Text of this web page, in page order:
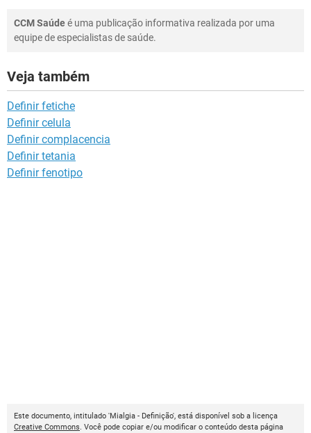
CCM Saúdeé uma publicação informativa realizada por uma
equipe de especialistas de saúde.
Veja também
Definir fetiche
Definir celula
Definir complacencia
Definir tetania
Definir fenotipo
Este documento, intitulado 'Mialgia - Definição', está disponível sob a licença
Creative Commons. Você pode copiar e/ou modificar o conteúdo desta página